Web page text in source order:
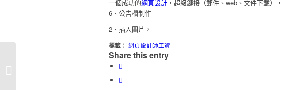
一個成功的網頁設計 ，超級鏈接（郵件、web、文件下載），
6、公告欄制作
2、插入圖片，
標籤： 網頁設計師工資
Share this entry
《網頁制作：DreamWeaver網頁制